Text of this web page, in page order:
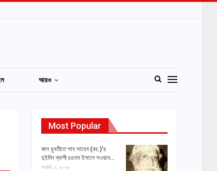
আরও
Most Popular
কাল চুনতীতে শাহ সাহেব (রহ.)’র
দুইদিন ব্যাপী ৪৪তম ইসালে সওয়াব…
অগাস্ট ৫, ২০২৬